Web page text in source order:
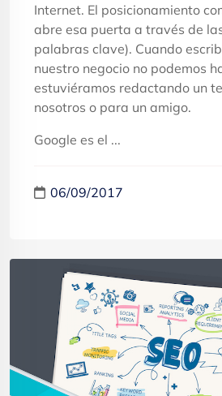
Internet. El posicionamiento
abre esa puerta a través de
palabras clave). Cuando
nuestro negocio no podemos
estuviéramos redactando un
nosotros o para un amigo.
Google es el ...
06/09/2017